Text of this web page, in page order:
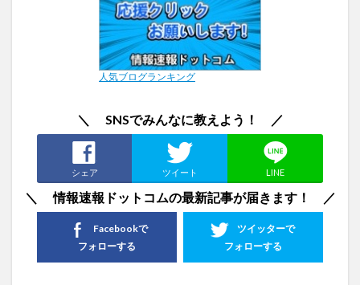
人気ブログランキング
＼ SNSでみんなに教えよう！ ／
シェア ツイート LINE
＼ 情報速報ドットコムの最新記事が届きます！ ／
ツイッターで
フォローする
Facebookで
フォローする